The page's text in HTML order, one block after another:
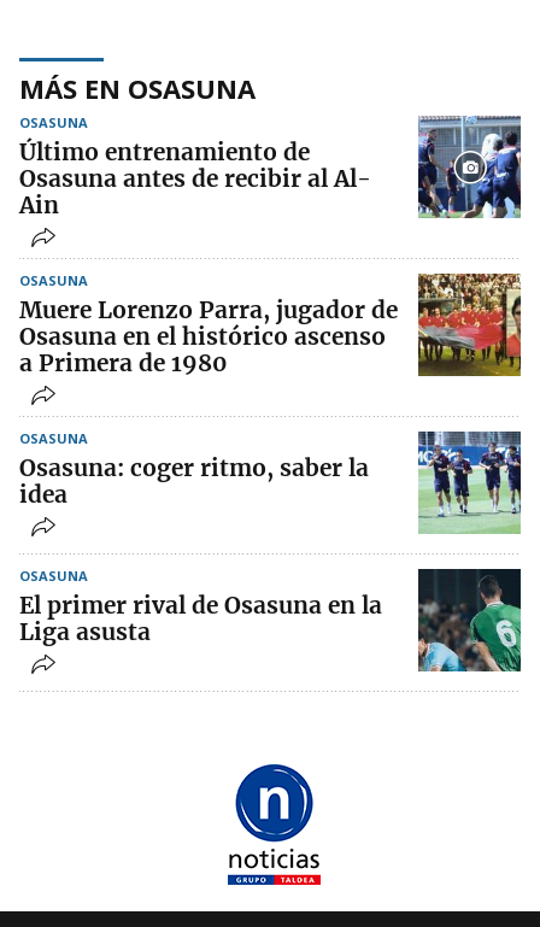
MÁS EN OSASUNA
OSASUNA
Último entrenamiento de
Osasuna antes de recibir al Al-
Ain
OSASUNA
Muere Lorenzo Parra, jugador de
Osasuna en el histórico ascenso
a Primera de 1980
OSASUNA
Osasuna: coger ritmo, saber la
idea
OSASUNA
El primer rival de Osasuna en la
Liga asusta